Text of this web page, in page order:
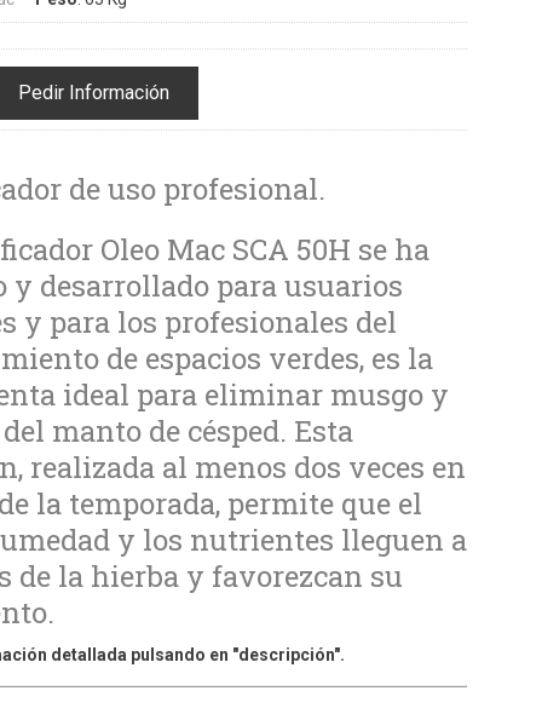
Pedir Información
de uso profesional.
Oleo Mac SCA 50H se ha
y desarrollado para usuarios
y para los profesionales del
de espacios verdes, es la
ideal para eliminar musgo y
manto de césped. Esta
realizada al menos dos veces en
la temporada, permite que el
y los nutrientes lleguen a
de la hierba y favorezcan su
detallada pulsando en "descripción".